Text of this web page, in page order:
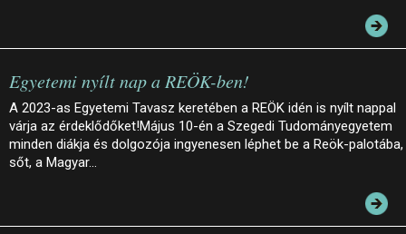
Egyetemi nyílt nap a REÖK-ben!
A 2023-as Egyetemi Tavasz keretében a REÖK idén is nyílt nappal
várja az érdeklődőket!Május 10-én a Szegedi Tudományegyetem
minden diákja és dolgozója ingyenesen léphet be a Reök-palotába,
sőt, a Magyar…